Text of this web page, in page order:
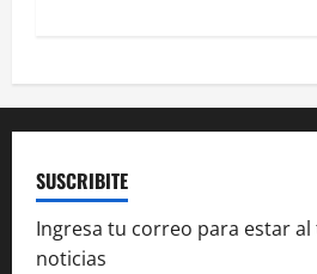
g
a
c
i
SUSCRIBITE
Ingresa tu correo para estar
noticias